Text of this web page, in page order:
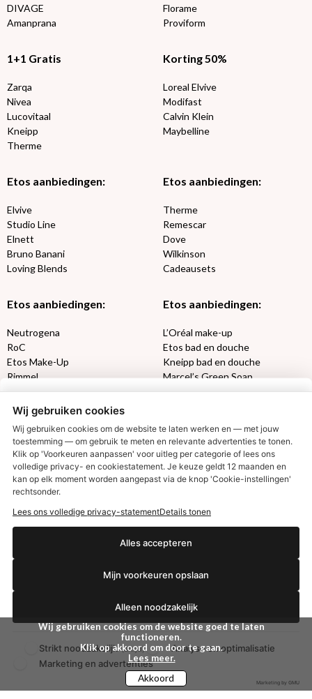
DIVAGE
Amanprana
Florame
Proviform
1+1 Gratis
Zarqa
Nivea
Lucovitaal
Kneipp
Therme
Korting 50%
Loreal Elvive
Modifast
Calvin Klein
Maybelline
Etos aanbiedingen:
Elvive
Studio Line
Elnett
Bruno Banani
Loving Blends
Etos aanbiedingen:
Therme
Remescar
Dove
Wilkinson
Cadeausets
Etos aanbiedingen:
Neutrogena
RoC
Etos Make-Up
Rimmel
Max Factor
Etos aanbiedingen:
L’Oréal make-up
Etos bad en douche
Kneipp bad en douche
Marcel’s Green Soap
Oral-B
Etos aanbiedingen:
Aussie
Gillette
Gezichtsverzorging
Syoss
DETOXEN
Always
Libresse
Gliss Kur
Etos billendoekjes
VISION SUN
Zwitsal SUNWij gebruiken cookies om de website goed te laten
functioneren.
Klik op akkoord om door te gaan.
Lees meer.
Akkoord
Wij gebruiken cookies
Wij gebruiken cookies om de website te laten werken en — met jouw
toestemming — om gebruik te meten en relevante advertenties te tonen.
Klik op 'Voorkeuren aanpassen' voor uitleg per categorie of lees ons
volledige privacy- en cookiestatement. Je keuze geldt 12 maanden en
kan op elk moment worden aangepast via de knop 'Cookie-instellingen'
rechtsonder.
Lees ons volledige privacy-statementDetails tonen
Alles accepteren
Mijn voorkeuren opslaan
Alleen noodzakelijk
Strikt noodzakelijk(altijd)
Analyse en optimalisatie
Marketing en advertenties
Marketing by GMU
€2,50 korting?
Ja, ik wil korting